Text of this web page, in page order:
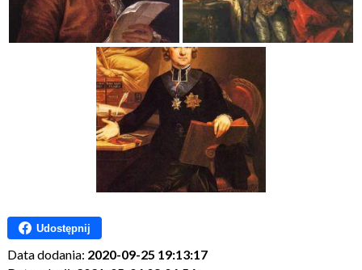
Udostępnij
Data dodania: 2020-09-25 19:13:17